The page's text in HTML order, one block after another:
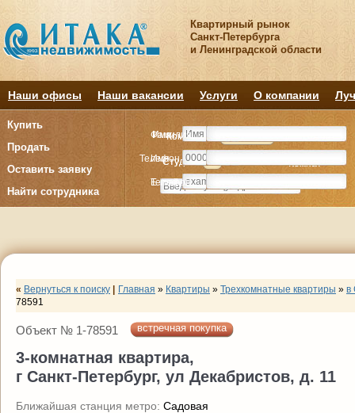
Квартирный рынок
Санкт-Петербурга
и Ленинградской области
Наши офисы Наши вакансии Услуги О компании
Купить
Продать
Оставить заявку
Найти сотрудника
Комнату
Студия Комнат
Комнату
Студия Комнат
Имя
Телефон
E-mail
Фамилия
Имя
Телефон
« Вернуться к поиску Главная » Квартиры » Трехкомнатные квартиры » в
78591
Объект № 1-78591 встречная покупка
3-комнатная квартира,
г Санкт-Петербург, ул Декабристов, д. 11
Ближайшая станция метро: Садовая